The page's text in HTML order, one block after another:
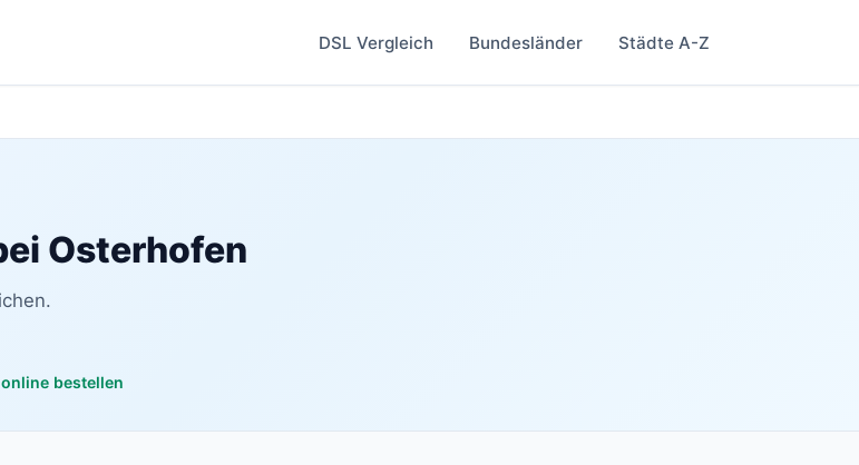
DSL Vergleich Bundesländer Städte A-Z
Osterhofen
bestellen